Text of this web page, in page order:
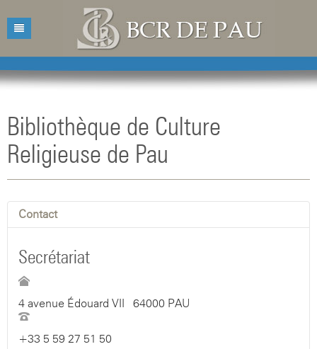
Accueil
Présentation
Horaires d'ouvertures
Mentions légales
Catalogue
Catalogue des livres
Acquisitions
Conférences
Bibliothèque de Culture
Religieuse de Pau
Contact
Secrétariat
4 avenue Édouard VII - 64000 PAU
+33 5 59 27 51 50